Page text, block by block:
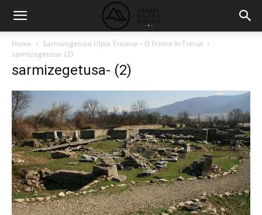
Home
Sarmizegetusa Ulpia Traiana – O Privire In Trecut
sarmizegetusa- (2)
sarmizegetusa- (2)